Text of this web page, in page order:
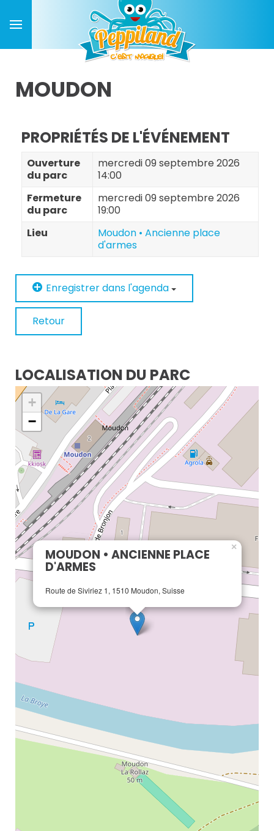
MOUDON
PROPRIÉTÉS DE L'ÉVÉNEMENT
Ouverture
du parc
mercredi 09 septembre 2026
14:00
Fermeture
du parc
mercredi 09 septembre 2026
19:00
Lieu
Moudon • Ancienne place
d'armes
Enregistrer dans l'agenda
Retour
LOCALISATION DU PARC
MOUDON • ANCIENNE PLACE
D'ARMES
Route de Siviriez 1, 1510 Moudon, Suisse
×
+
−